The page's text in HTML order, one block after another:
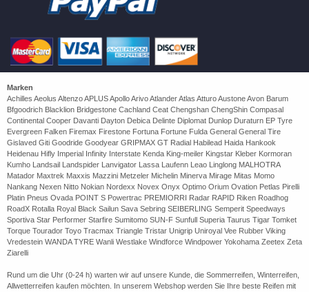
Marken
Achilles Aeolus Altenzo APLUS Apollo Arivo Atlander Atlas Atturo Austone Avon Barum
Bfgoodrich Blacklion Bridgestone Cachland Ceat Chengshan ChengShin Compasal
Continental Cooper Davanti Dayton Debica Delinte Diplomat Dunlop Duraturn EP Tyre
Evergreen Falken Firemax Firestone Fortuna Fortune Fulda General General Tire
Gislaved Giti Goodride Goodyear GRIPMAX GT Radial Habilead Haida Hankook
Heidenau Hifly Imperial Infinity Interstate Kenda King-meiler Kingstar Kleber Kormoran
Kumho Landsail Landspider Lanvigator Lassa Laufenn Leao Linglong MALHOTRA
Matador Maxtrek Maxxis Mazzini Metzeler Michelin Minerva Mirage Mitas Momo
Nankang Nexen Nitto Nokian Nordexx Novex Onyx Optimo Orium Ovation Petlas Pirelli
Platin Pneus Ovada POINT S Powertrac PREMIORRI Radar RAPID Riken Roadhog
RoadX Rotalla Royal Black Sailun Sava Sebring SEIBERLING Semperit Speedways
Sportiva Star Performer Starfire Sumitomo SUN-F Sunfull Superia Taurus Tigar Tomket
Torque Tourador Toyo Tracmax Triangle Tristar Unigrip Uniroyal Vee Rubber Viking
Vredestein WANDA TYRE Wanli Westlake Windforce Windpower Yokohama Zeetex Zeta
Ziarelli
Rund um die Uhr (0-24 h) warten wir auf unsere Kunde, die Sommerreifen, Winterreifen,
Allwetterreifen kaufen möchten. In unserem Webshop werden Sie Ihre beste Reifen mit